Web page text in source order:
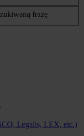
frazę
Legalis, LEX, etc.)